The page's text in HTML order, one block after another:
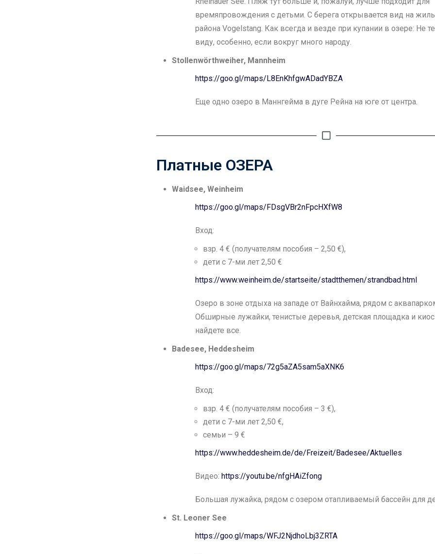
времяпровождения с детьми. С берега открывается вид на
района Vogelstang. Как всегда и везде при купании в озере: Не
виду, особенно, если вокруг много народу.
Stollenwörthweiher, Mannheim
https://goo.gl/maps/L8EnKhfgwADadYBZA
Еще одно озеро в Маннгейма в дуге Рейна на юге от центра.
Платные ОЗЕРА
Waidsee, Weinheim
https://goo.gl/maps/FDsgVBr2nFpcHXfW8
Вход:
взр. 4 € (получателям пособия – 2,50 €),
дети с 7-ми лет 2,50 €
https://www.weinheim.de/startseite/stadtthemen/strandbad.html
Озеро в зоне отдыха на западе от Вайнхайма, рядом с
Обширные лужайки, тенистые деревья, детская площадка и
найдете все.
Badesee, Heddesheim
https://goo.gl/maps/72g5aZA5sam5aXNK6
Вход:
взр. 4 € (получателям пособия – 3 €),
дети с 7-ми лет 2,50 €,
семьи – 9 €
https://www.heddesheim.de/de/Freizeit/Badesee/Aktuelles
Видео: https://youtu.be/nfgHAiZfong
Большая лужайка, рядом с озером отапливаемый бассейн для
St. Leoner See
https://goo.gl/maps/WFJ2NjdhoLbj3ZRTA